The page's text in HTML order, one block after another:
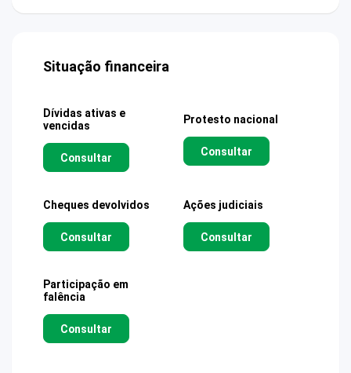
Situação financeira
Dívidas ativas e
vencidas
Consultar
Protesto nacional
Consultar
Cheques devolvidos
Consultar
Ações judiciais
Consultar
Participação em
falência
Consultar